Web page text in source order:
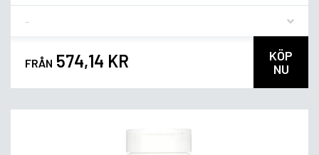
FRÅN 574,14 KR
KÖP
NU